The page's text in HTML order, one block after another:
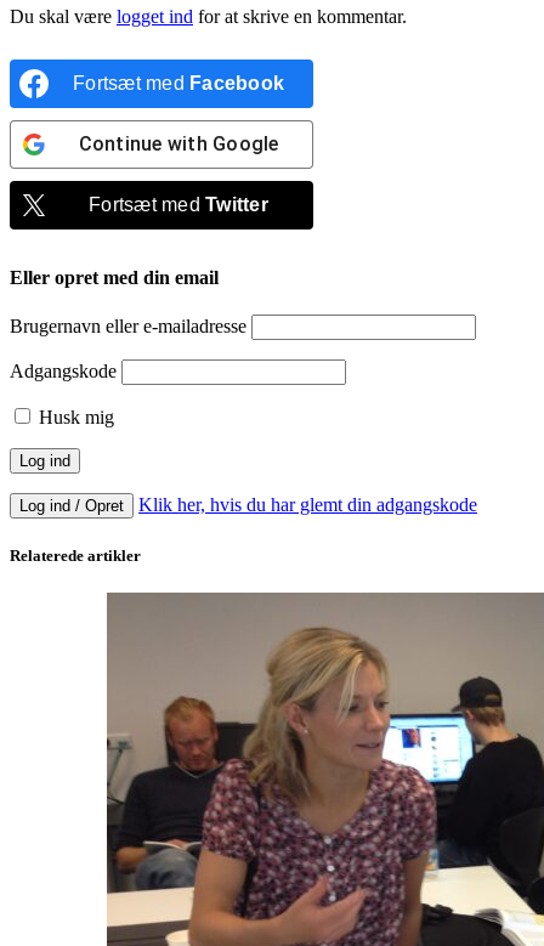
Du skal være logget ind for at skrive en kommentar.
Fortsæt med Facebook
Continue with Google
Fortsæt medTwitter
Eller opret med din email
Brugernavn eller e-mailadresse
Adgangskode
Husk mig
Log ind / Opret Klik her, hvis du har glemt din adgangskode
Relaterede artikler